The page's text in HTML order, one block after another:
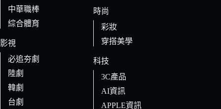
中華職棒
綜合體育
影視
必追夯劇
陸劇
韓劇
台劇
時尚
彩妝
穿搭美學
科技
3C產品
AI資訊
APPLE資訊